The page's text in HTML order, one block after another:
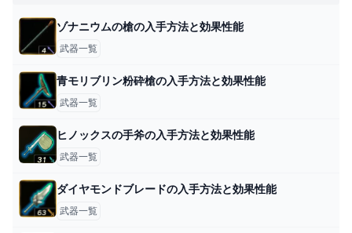
ゾナニウムの槍の入手方法と効果性能
武器一覧
青モリブリン粉砕槍の入手方法と効果性能
武器一覧
ヒノックスの手斧の入手方法と効果性能
武器一覧
ダイヤモンドブレードの入手方法と効果性能
武器一覧